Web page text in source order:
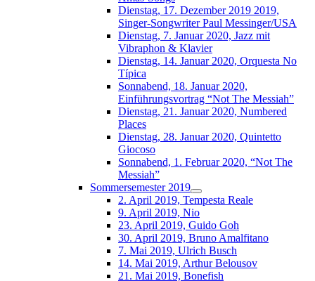
Dienstag, 17. Dezember 2019 2019,
Singer-Songwriter Paul Messinger/USA
Dienstag, 7. Januar 2020, Jazz mit
Vibraphon & Klavier
Dienstag, 14. Januar 2020, Orquesta No
Típica
Sonnabend, 18. Januar 2020,
Einführungsvortrag “Not The Messiah”
Dienstag, 21. Januar 2020, Numbered
Places
Dienstag, 28. Januar 2020, Quintetto
Giocoso
Sonnabend, 1. Februar 2020, “Not The
Messiah”
Sommersemester 2019
2. April 2019, Tempesta Reale
9. April 2019, Nio
23. April 2019, Guido Goh
30. April 2019, Bruno Amalfitano
7. Mai 2019, Ulrich Busch
14. Mai 2019, Arthur Belousov
21. Mai 2019, Bonefish